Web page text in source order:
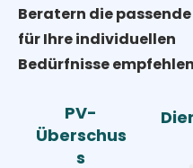
Beratern die
für Ihre individuellen
Bedürfnisse
PV-
Überschus
s